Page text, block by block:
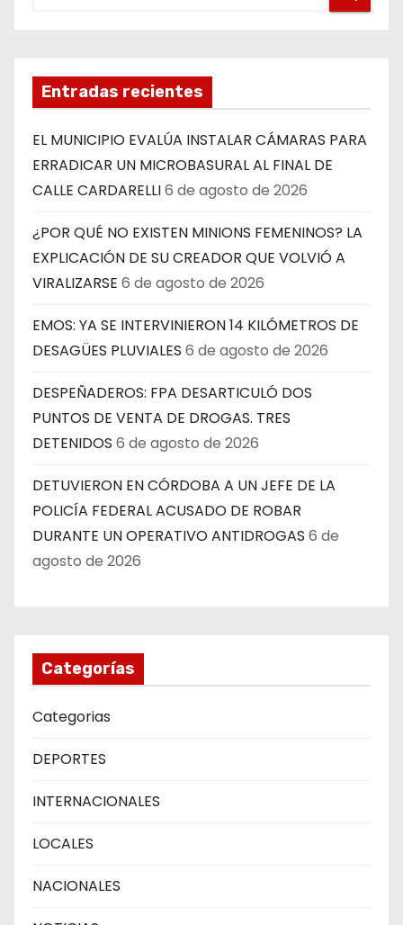
Entradas recientes
EL MUNICIPIO EVALÚA INSTALAR CÁMARAS PARA
ERRADICAR UN MICROBASURAL AL FINAL DE
CALLE CARDARELLI6 de agosto de 2026
¿POR QUÉ NO EXISTEN MINIONS FEMENINOS? LA
EXPLICACIÓN DE SU CREADOR QUE VOLVIÓ A
VIRALIZARSE 6 de agosto de 2026
EMOS: YA SE INTERVINIERON 14 KILÓMETROS DE
DESAGÜES PLUVIALES 6 de agosto de 2026
DESPEÑADEROS: FPA DESARTICULÓ DOS
PUNTOS DE VENTA DE DROGAS. TRES
DETENIDOS 6 de agosto de 2026
DETUVIERON EN CÓRDOBA A UN JEFE DE LA
POLICÍA FEDERAL ACUSADO DE ROBAR
DURANTE UN OPERATIVO ANTIDROGAS 6 de
agosto de 2026
Categorías
Categorias
DEPORTES
INTERNACIONALES
LOCALES
NACIONALES